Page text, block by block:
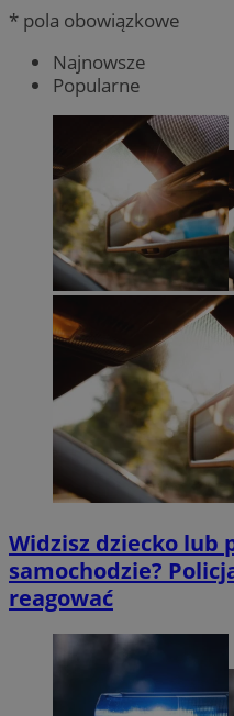
* pola obowiązkowe
Najnowsze
Popularne
Widzisz dziecko lub
samochodzie?
reagować